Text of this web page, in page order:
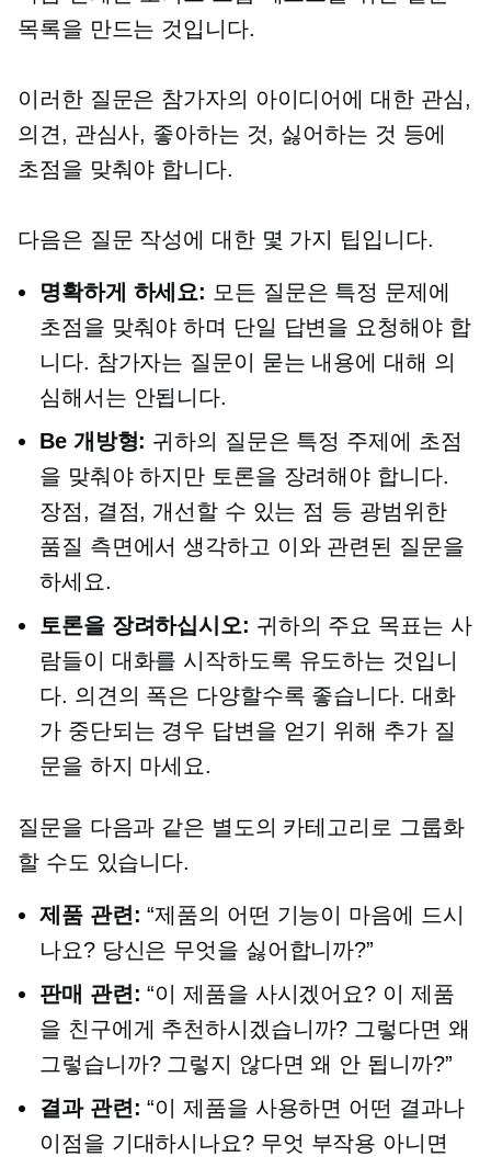
목록을 만드는 것입니다.
이러한 질문은 참가자의 아이디어에 대한 관심,
의견, 관심사, 좋아하는 것, 싫어하는 것 등에
초점을 맞춰야 합니다.
다음은 질문 작성에 대한 몇 가지 팁입니다.
명확하게 하세요: 모든 질문은 특정 문제에
초점을 맞춰야 하며 단일 답변을 요청해야 합
니다. 참가자는 질문이 묻는 내용에 대해 의
심해서는 안됩니다.
Be 개방형: 귀하의 질문은 특정 주제에 초점
을 맞춰야 하지만 토론을 장려해야 합니다.
장점, 결점, 개선할 수 있는 점 등 광범위한
품질 측면에서 생각하고 이와 관련된 질문을
하세요.
토론을 장려하십시오: 귀하의 주요 목표는 사
람들이 대화를 시작하도록 유도하는 것입니
다. 의견의 폭은 다양할수록 좋습니다. 대화
가 중단되는 경우 답변을 얻기 위해 추가 질
문을 하지 마세요.
질문을 다음과 같은 별도의 카테고리로 그룹화
할 수도 있습니다.
제품 관련: “제품의 어떤 기능이 마음에 드시
나요? 당신은 무엇을 싫어합니까?”
판매 관련: “이 제품을 사시겠어요? 이 제품
을 친구에게 추천하시겠습니까? 그렇다면 왜
그렇습니까? 그렇지 않다면 왜 안 됩니까?”
결과 관련: “이 제품을 사용하면 어떤 결과나
이점을 기대하시나요? 무엇 부작용 아니면